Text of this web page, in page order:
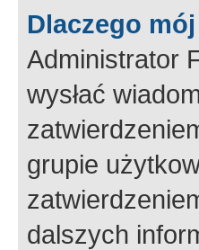
Dlaczego
Administrator
wysłać
grupie
dalszych